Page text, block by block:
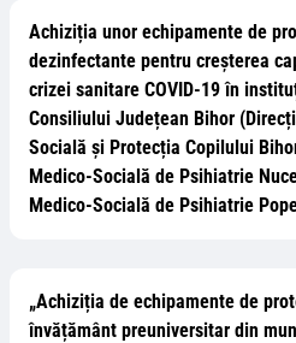
Achiziția unor echipamente de
dezinfectante pentru creșterea
crizei sanitare COVID-19 în
Consiliului Județean Bihor
Socială și Protecția Copilului
Medico-Socială de Psihiatrie
Medico-Socială de Psihiatrie
„Achiziția de echipamente de
învățământ preuniversitar din